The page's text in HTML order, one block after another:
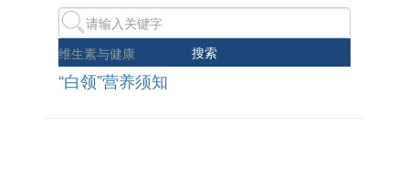
搜索
维生素与健康
“白领”营养须知